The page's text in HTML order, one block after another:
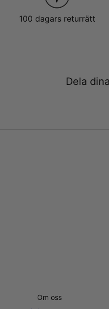
100 dagars returrätt
Dela
Om oss